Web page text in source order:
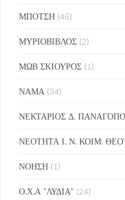
ΜΠΟΤΣΗ (46)
ΜΥΡΙΟΒΙΒΛΟΣ (2)
ΜΩΒ ΣΚΙΟΥΡΟΣ (1)
ΝΑΜΑ (34)
ΝΕΚΤΑΡΙΟΣ Δ.
ΝΕΟΤΗΤΑ Ι. Ν. ΚΟΙΜ.
ΝΟΗΣΗ (1)
Ο.Χ.Α "ΛΥΔΙΑ" (24)